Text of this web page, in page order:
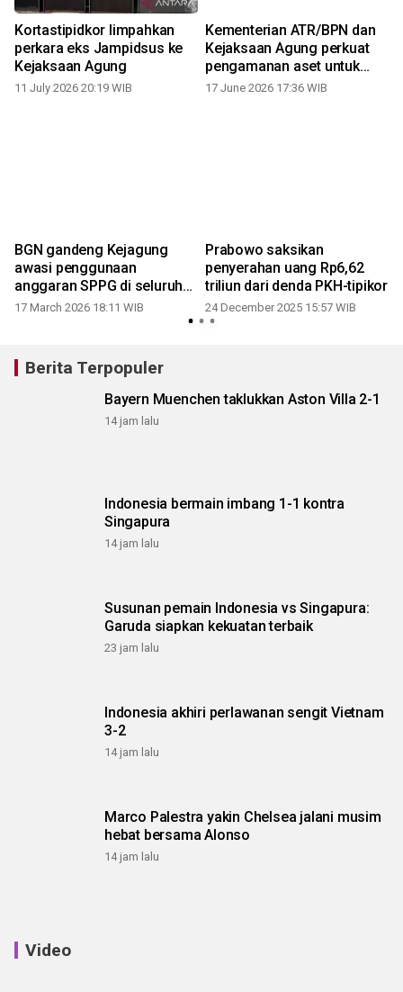
Kortastipidkor limpahkan
perkara eks Jampidsus ke
Kejaksaan Agung
11 July 2026 20:19 WIB
Kementerian ATR/BPN dan
Kejaksaan Agung perkuat
pengamanan aset untuk
pulihkan hak korban dan
17 June 2026 17:36 WIB
BGN gandeng Kejagung
awasi penggunaan
anggaran SPPG di seluruh
daerah
17 March 2026 18:11 WIB
Prabowo saksikan
penyerahan uang Rp6,62
triliun dari denda PKH-tipikor
24 December 2025 15:57 WIB
Berita Terpopuler
Bayern Muenchen taklukkan Aston Villa 2-1
14 jam lalu
Indonesia bermain imbang 1-1 kontra
Singapura
14 jam lalu
Susunan pemain Indonesia vs Singapura:
Garuda siapkan kekuatan terbaik
23 jam lalu
Indonesia akhiri perlawanan sengit Vietnam
3-2
14 jam lalu
Marco Palestra yakin Chelsea jalani musim
hebat bersama Alonso
14 jam lalu
Video